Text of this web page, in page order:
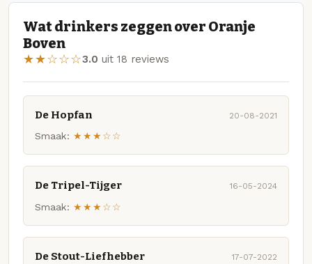
Wat drinkers zeggen over Oranje
Boven
★★☆☆☆3.0 uit 18 reviews
De Hopfan 20-08-2021
Smaak: ★★★☆☆
De Tripel-Tijger 16-05-2024
Smaak: ★★★☆☆
De Stout-Liefhebber 17-07-2022